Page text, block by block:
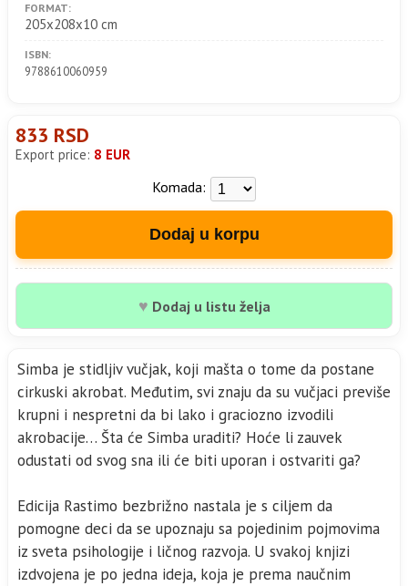
FORMAT:
205x208x10 cm
ISBN:
9788610060959
833 RSD
Export price: 8 EUR
Komada:
Dodaj u korpu
♥ Dodaj u listu želja
Simba je stidljiv vučjak, koji mašta o tome da postane
cirkuski akrobat. Međutim, svi znaju da su vučjaci previše
krupni i nespretni da bi lako i graciozno izvodili
akrobacije… Šta će Simba uraditi? Hoće li zauvek
odustati od svog sna ili će biti uporan i ostvariti ga?
Edicija Rastimo bezbrižno nastala je s ciljem da
pomogne deci da se upoznaju sa pojedinim pojmovima
iz sveta psihologije i ličnog razvoja. U svakoj knjizi
izdvojena je po jedna ideja, koja je prema naučnim